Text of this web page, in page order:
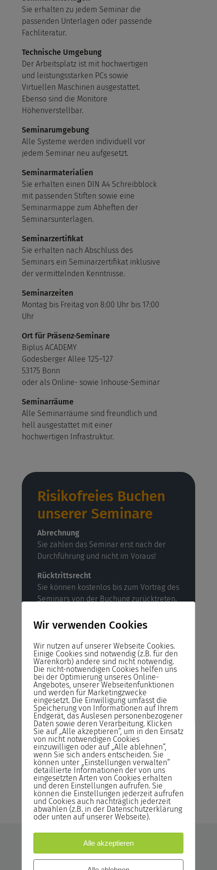
Sie erhalten zu jedem Seminar die
passenden Unterlagen oder passende
Fachliteratur.
Technische Umgebung
Der Arbeitsplatz ist mit hochwertigen
und leistungsstarken PCs sowie
Virtuellen Maschinen ausgestattet.
Ebenso sind die Monitore
Höhenverstellbar.
Seminarumgebung
Alle Systeme werden individuell vor
jedem Seminar neu aufgesetzt.
Seminarmaterialien
Sie erhalten einen DIN A4 Schreibblock
mit passenden Stiften sowie eine
Seminarmappe zum Abheften der
Seminarsunterlagen.
Seminarzertifikat
Sie erhalten nach Abschluss des
Seminars ein Seminarzertifikat inklusive
der vermittelnden Kenntnisse.
Seminarzeiten
Montag bis Freitag von 8:00 Uhr bis 17:00
Uhr
Ort für Präsenz-Seminare
Biplus ACADEMY
Godesberger Allee 125–127
53175 Bonn
oder als Online- sowie Inhouse-Seminar
Seminarräume
Alle Seminarräume sind freundlich und
hell ausgestattet mit einer
hochwertigen Infrastruktur.
Risikofreies Buchen
unserer Seminare
Abrechnung
Sie zahlen das Seminar erst nach der
Durchführung und nicht im Voraus!
Rücktrittsrecht
Sie können kostenlos bis zum Vortrag des
Seminars von der Buchung zurücktreten.
Reservieren statt Buchen!
Reservieren Sie Ihren Seminarplatz –
Buchen Sie das Seminar erst ein Tag vor
Seminarstart.
Bildungsgutschein
Bildungsscheck NRW, Bildungsprämie
Jetzt anfragen
Wir verwenden Cookies
Wir nutzen auf unserer Webseite Cookies.
Einige Cookies sind notwendig (z.B. für den
Warenkorb) andere sind nicht notwendig.
Die nicht-notwendigen Cookies helfen uns
bei der Optimierung unseres Online-
Angebotes, unserer Webseitenfunktionen
und werden für Marketingzwecke
eingesetzt. Die Einwilligung umfasst die
Speicherung von Informationen auf Ihrem
Endgerät, das Auslesen personenbezogener
Daten sowie deren Verarbeitung. Klicken
Sie auf „Alle akzeptieren“, um in den Einsatz
von nicht notwendigen Cookies
einzuwilligen oder auf „Alle ablehnen“,
wenn Sie sich anders entscheiden. Sie
können unter „Einstellungen verwalten“
detaillierte Informationen der von uns
eingesetzten Arten von Cookies erhalten
und deren Einstellungen aufrufen. Sie
können die Einstellungen jederzeit aufrufen
und Cookies auch nachträglich jederzeit
abwählen (z.B. in der Datenschutzerklärung
oder unten auf unserer Webseite).
Alle akzeptieren